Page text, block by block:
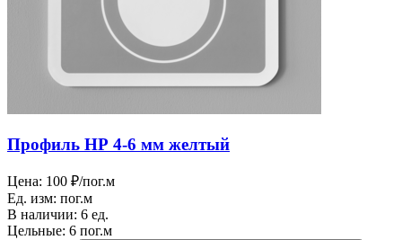
Профиль НР 4-6 мм желтый
Цена: 100 ₽/пог.м
Ед. изм: пог.м
В наличии: 6 ед.
Цельные: 6 пог.м